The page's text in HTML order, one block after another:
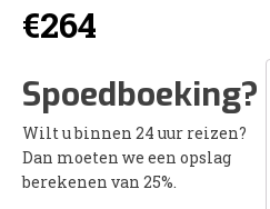
€264
Spoedboeking?
Wilt u binnen 24 uur reizen?
Dan moeten we een opslag
berekenen van 25%.